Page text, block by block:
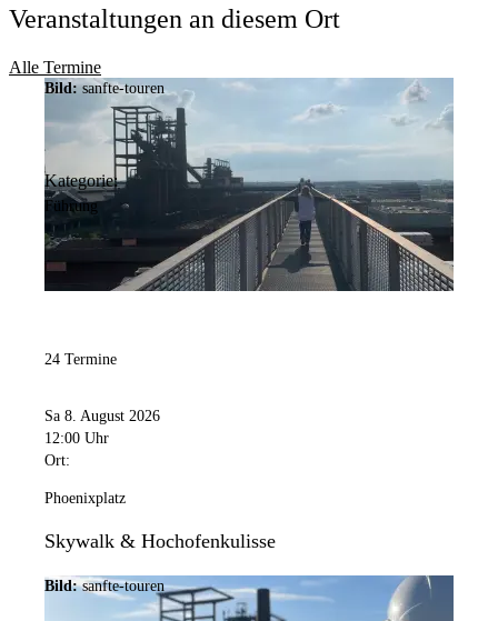
Veranstaltungen an diesem Ort
Alle Termine
Bild: sanfte-touren
Kategorie:
Führung
24 Termine
Sa 8. August 2026
12:00 Uhr
Ort:
Phoenixplatz
Skywalk & Hochofenkulisse
Bild: sanfte-touren